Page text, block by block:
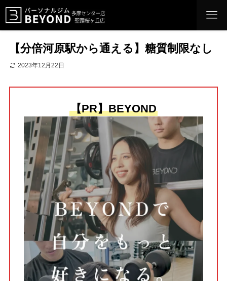
【分倍河原駅から通える】糖質制限なし
2023年12月22日
【PR】BEYOND